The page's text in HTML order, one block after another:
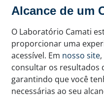
Alcance de um
O Laboratório Camati
proporcionar uma
acessível. Em nosso site
consultar os resultados
garantindo que você
necessárias ao seu